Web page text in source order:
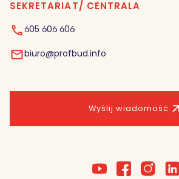
Wyślij wiadomość
SEKRETARIAT/ CENTRALA
605 606 606
biuro@profbud.info